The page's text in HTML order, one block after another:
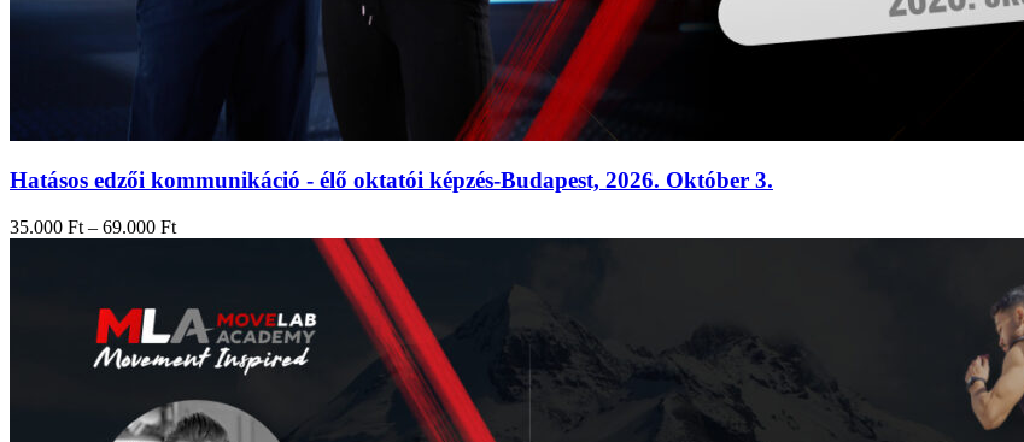
Hatásos edzői kommunikáció - élő oktatói képzés-Budapest, 2026. Október 3.
35.000 Ft – 69.000 FtÁrtartomány: